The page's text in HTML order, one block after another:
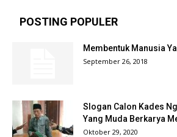
POSTING POPULER
Membentuk Manusia
September 26, 2018
Slogan Calon Kades
Yang Muda Berkarya
Oktober 29, 2020